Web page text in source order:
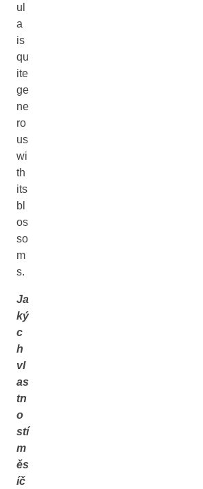
ul
a
is
qu
ite
ge
ne
ro
us
wi
th
its
bl
os
so
m
s.
Ja
ký
c
h
vl
as
tn
o
stí
m
ěs
íč